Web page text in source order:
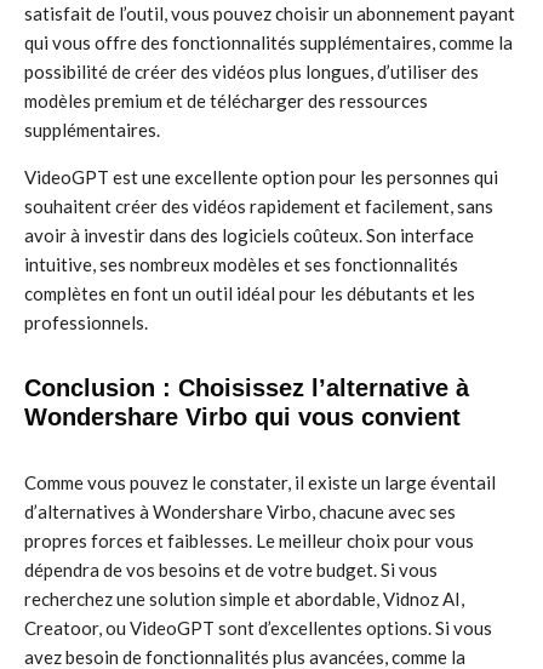
satisfait de l’outil, vous pouvez choisir un abonnement payant
qui vous offre des fonctionnalités supplémentaires, comme la
possibilité de créer des vidéos plus longues, d’utiliser des
modèles premium et de télécharger des ressources
supplémentaires.
VideoGPT est une excellente option pour les personnes qui
souhaitent créer des vidéos rapidement et facilement, sans
avoir à investir dans des logiciels coûteux. Son interface
intuitive, ses nombreux modèles et ses fonctionnalités
complètes en font un outil idéal pour les débutants et les
professionnels.
Conclusion : Choisissez l’alternative à
Wondershare Virbo qui vous convient
Comme vous pouvez le constater, il existe un large éventail
d’alternatives à Wondershare Virbo, chacune avec ses
propres forces et faiblesses. Le meilleur choix pour vous
dépendra de vos besoins et de votre budget. Si vous
recherchez une solution simple et abordable, Vidnoz AI,
Creatoor, ou VideoGPT sont d’excellentes options. Si vous
avez besoin de fonctionnalités plus avancées, comme la